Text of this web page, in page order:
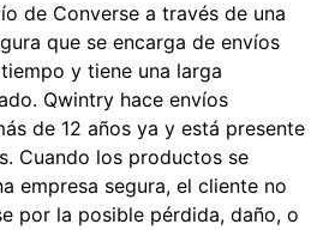
de Converse a través de una
que se encarga de envíos
y tiene una larga
Qwintry hace envíos
de 12 años ya y está presente
Cuando los productos se
empresa segura, el cliente no
por la posible pérdida, daño, o